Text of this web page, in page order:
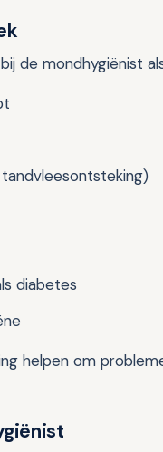
de mondhygiënist
diabetes
helpen om